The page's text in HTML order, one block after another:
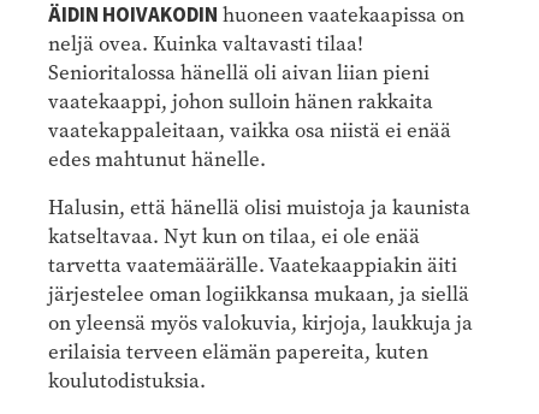
ÄIDIN HOIVAKODIN huoneen vaatekaapissa on
neljä ovea. Kuinka valtavasti tilaa!
Senioritalossa hänellä oli aivan liian pieni
vaatekaappi, johon sulloin hänen rakkaita
vaatekappaleitaan, vaikka osa niistä ei enää
edes mahtunut hänelle.
Halusin, että hänellä olisi muistoja ja kaunista
katseltavaa. Nyt kun on tilaa, ei ole enää
tarvetta vaatemäärälle. Vaatekaappiakin äiti
järjestelee oman logiikkansa mukaan, ja siellä
on yleensä myös valokuvia, kirjoja, laukkuja ja
erilaisia terveen elämän papereita, kuten
koulutodistuksia.